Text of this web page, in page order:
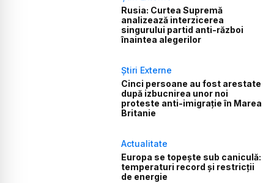
Rusia: Curtea Supremă
analizează interzicerea
singurului partid anti-război
înaintea alegerilor
Știri Externe
Cinci persoane au fost arestate
după izbucnirea unor noi
proteste anti-imigrație în Marea
Britanie
Actualitate
Europa se topește sub caniculă:
temperaturi record și restricții
de energie